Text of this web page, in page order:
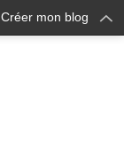
Créer mon blog